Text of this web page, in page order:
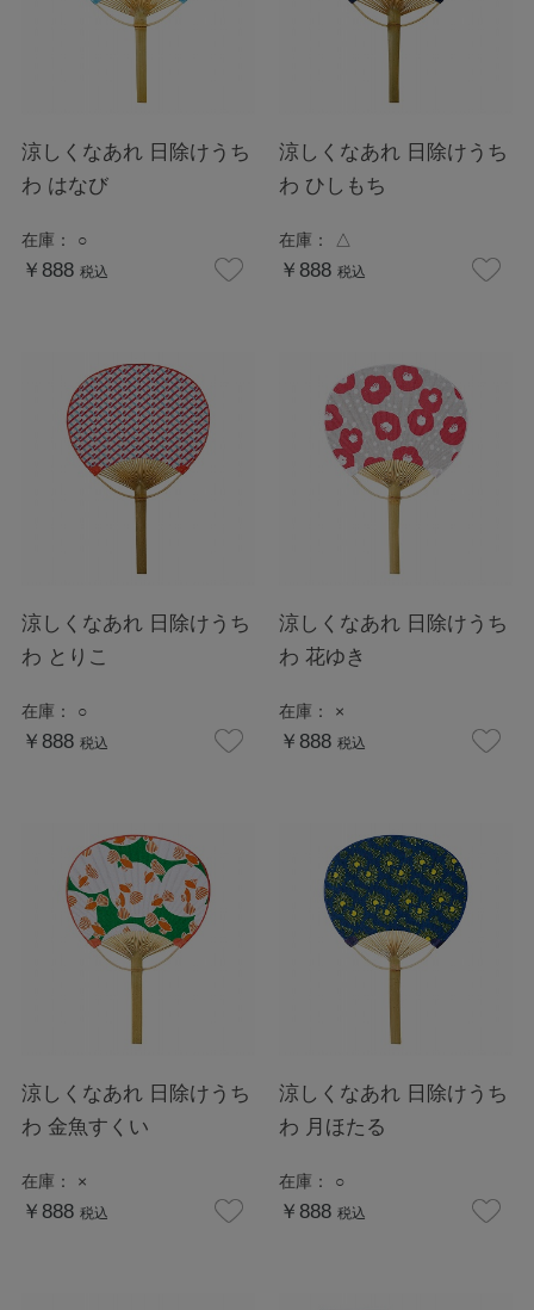
涼しくなあれ 日除けうち
わ はなび
在庫： ○
￥888 税込
涼しくなあれ 日除けうち
わ ひしもち
在庫： △
￥888 税込
涼しくなあれ 日除けうち
わ とりこ
在庫： ○
￥888 税込
涼しくなあれ 日除けうち
わ 花ゆき
在庫： ×
￥888 税込
涼しくなあれ 日除けうち
わ 金魚すくい
在庫： ×
￥888 税込
涼しくなあれ 日除けうち
わ 月ほたる
在庫： ○
￥888 税込